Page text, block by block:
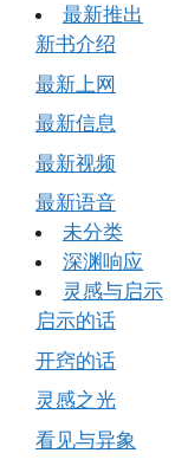
最新推出
新书介绍
最新上网
最新信息
最新视频
最新语音
未分类
深渊响应
灵感与启示
启示的话
开窍的话
灵感之光
看见与异象